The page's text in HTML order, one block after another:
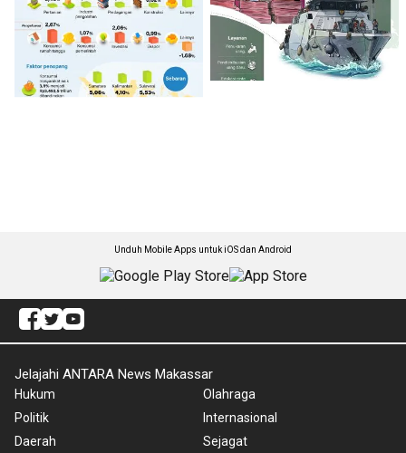
Unduh Mobile Apps untuk iOS dan Android
Jelajahi ANTARA News Makassar
Hukum
Politik
Daerah
Olahraga
Internasional
Sejagat